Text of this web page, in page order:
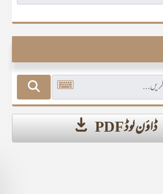
ڈاؤن لوڈ PDF